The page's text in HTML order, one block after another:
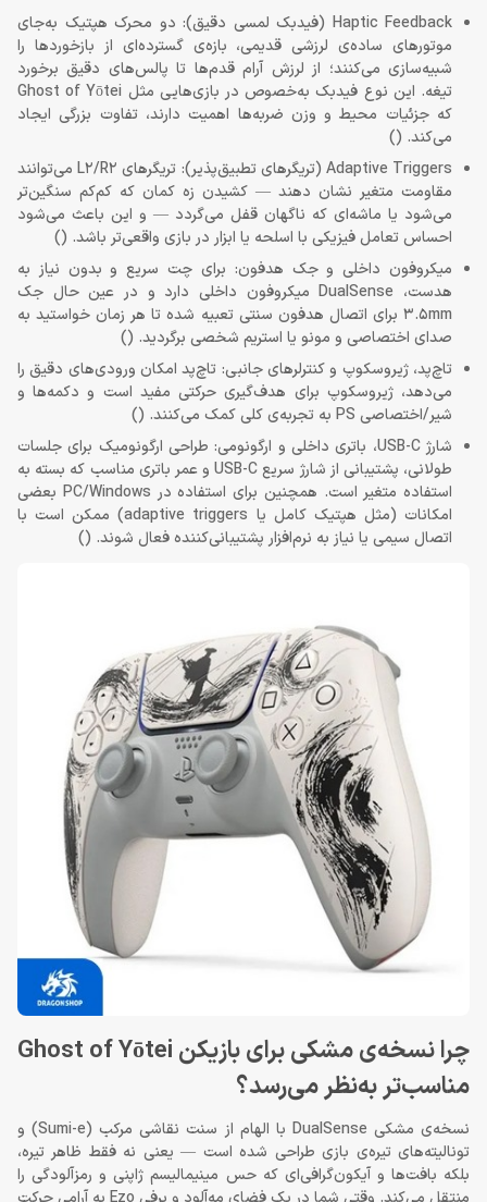
Haptic Feedback (فیدبک لمسی دقیق): دو محرک هپتیک به‌جای
موتورهای ساده‌ی لرزشی قدیمی، بازه‌ی گسترده‌ای از بازخوردها را
شبیه‌سازی می‌کنند؛ از لرزش آرام قدم‌ها تا پالس‌های دقیق برخورد
تیغه. این نوع فیدبک به‌خصوص در بازی‌هایی مثل Ghost of Yōtei
که جزئیات محیط و وزن ضربه‌ها اهمیت دارند، تفاوت بزرگی ایجاد
می‌کند. ()
Adaptive Triggers (تریگرهای تطبیق‌پذیر): تریگرهای L2/R2 می‌توانند
مقاومت متغیر نشان دهند — کشیدن زه کمان که کم‌کم سنگین‌تر
می‌شود یا ماشه‌ای که ناگهان قفل می‌گردد — و این باعث می‌شود
احساس تعامل فیزیکی با اسلحه یا ابزار در بازی واقعی‌تر باشد. ()
میکروفون داخلی و جک هدفون: برای چت سریع و بدون نیاز به
هدست، DualSense میکروفون داخلی دارد و در عین حال جک
3.5mm برای اتصال هدفون سنتی تعبیه شده تا هر زمان خواستید به
صدای اختصاصی و مونو یا استریم شخصی برگردید. ()
تاچ‌پد، ژیروسکوپ و کنترلرهای جانبی: تاچ‌پد امکان ورودی‌های دقیق را
می‌دهد، ژیروسکوپ برای هدف‌گیری حرکتی مفید است و دکمه‌ها و
شیر/اختصاصی PS به تجربه‌ی کلی کمک می‌کنند. ()
شارژ USB-C، باتری داخلی و ارگونومی: طراحی ارگونومیک برای جلسات
طولانی، پشتیبانی از شارژ سریع USB-C و عمر باتری مناسب که بسته به
استفاده متغیر است. همچنین برای استفاده در PC/Windows بعضی
امکانات (مثل هپتیک کامل یا adaptive triggers) ممکن است با
اتصال سیمی یا نیاز به نرم‌افزار پشتیبانی‌کننده فعال شوند. ()
چرا نسخه‌ی مشکی برای بازیکن Ghost of Yōtei
مناسب‌تر به‌نظر می‌رسد؟
نسخه‌ی مشکی DualSense با الهام از سنت نقاشی مرکب (Sumi-e) و
تونالیته‌های تیره‌ی بازی طراحی شده است — یعنی نه فقط ظاهر تیره،
بلکه بافت‌ها و آیکون‌گرافی‌ای که حس مینیمالیسم ژاپنی و رمزآلودگی را